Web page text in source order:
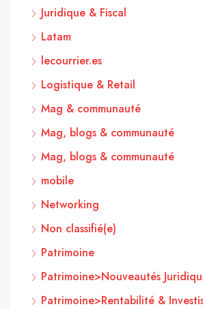
Juridique & Fiscal
Latam
lecourrier.es
Logistique & Retail
Mag & communauté
Mag, blogs & communauté
Mag, blogs & communauté
mobile
Networking
Non classifié(e)
Patrimoine
Patrimoine>Nouveautés
Patrimoine>Rentabilité &